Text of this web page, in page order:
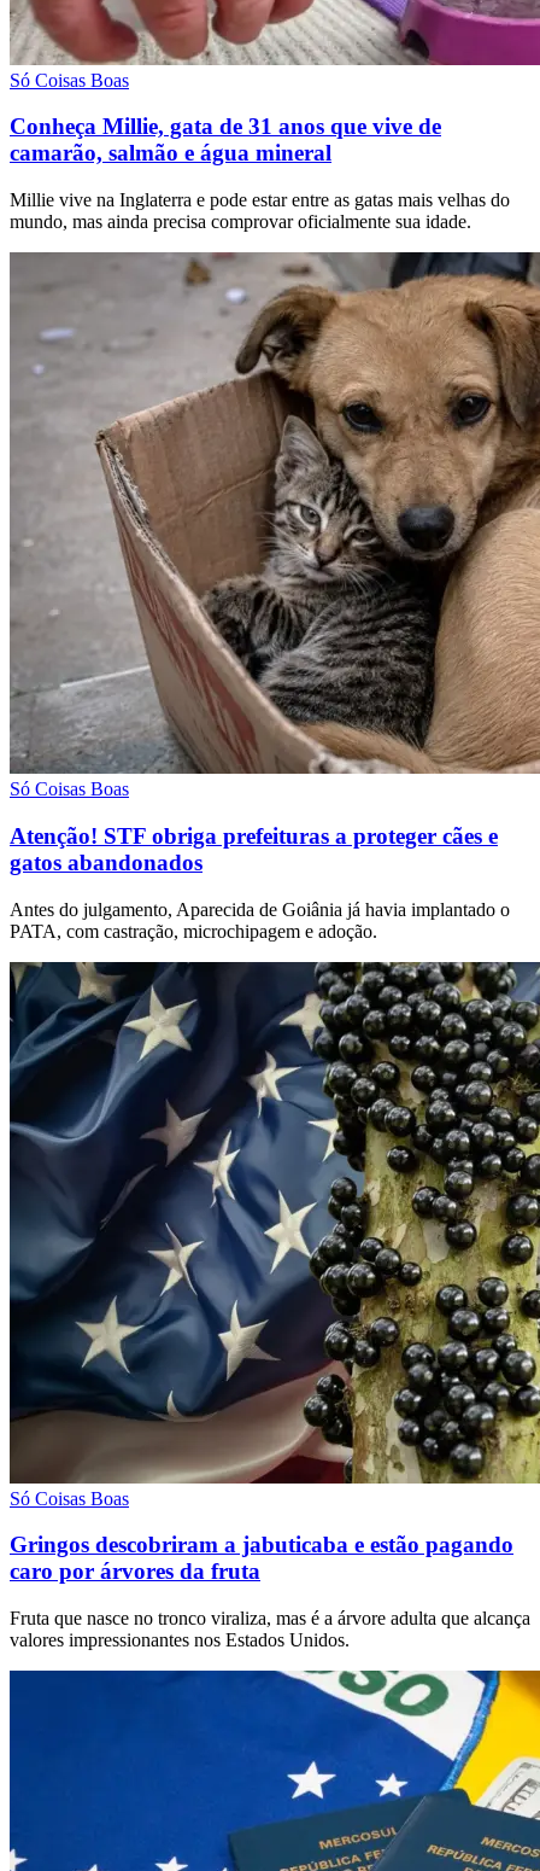
Só Coisas Boas
Conheça Millie, gata de 31 anos que vive de
camarão, salmão e água mineral
Millie vive na Inglaterra e pode estar entre as gatas mais velhas do
mundo, mas ainda precisa comprovar oficialmente sua idade.
Só Coisas Boas
Atenção! STF obriga prefeituras a proteger cães e
gatos abandonados
Antes do julgamento, Aparecida de Goiânia já havia implantado o
PATA, com castração, microchipagem e adoção.
Só Coisas Boas
Gringos descobriram a jabuticaba e estão pagando
caro por árvores da fruta
Fruta que nasce no tronco viraliza, mas é a árvore adulta que alcança
valores impressionantes nos Estados Unidos.